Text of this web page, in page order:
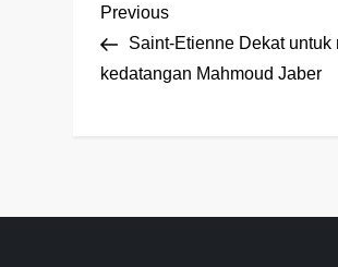
P
o
n
Previous
Post
Previous
Saint-Etienne Dekat untuk
kedatangan Mahmoud Jaber